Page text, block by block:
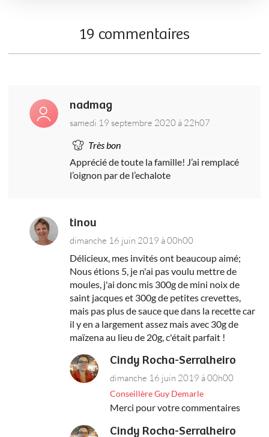
19 commentaires
nadmag
samedi 19 septembre 2020 à 22h07
Très bon
Apprécié de toute la famille! J’ai remplacé
l’oignon par de l’echalote
tinou
dimanche 16 juin 2019 à 00h00
Délicieux, mes invités ont beaucoup aimé;
Nous étions 5, je n'ai pas voulu mettre de
moules, j'ai donc mis 300g de mini noix de
saint jacques et 300g de petites crevettes,
mais pas plus de sauce que dans la recette car
il y en a largement assez mais avec 30g de
maïzena au lieu de 20g, c'était parfait !
Cindy Rocha-Serralheiro
dimanche 16 juin 2019 à 00h00
Conseillère Guy Demarle
Merci pour votre commentaires
Cindy Rocha-Serralheiro